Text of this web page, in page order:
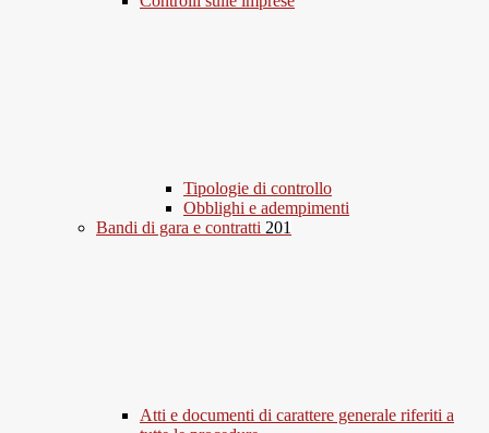
Tipologie di controllo
Obblighi e adempimenti
Bandi di gara e contratti 201
Atti e documenti di carattere generale riferiti a